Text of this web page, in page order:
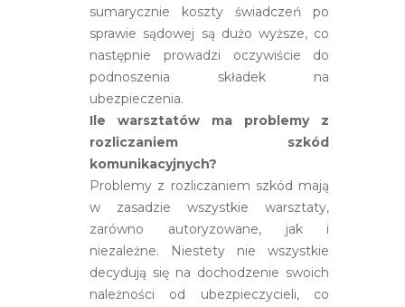
sumarycznie koszty świadczeń po
sprawie sądowej są dużo wyższe, co
następnie prowadzi oczywiście do
podnoszenia składek na
ubezpieczenia.
Ile warsztatów ma problemy z
rozliczaniem szkód
komunikacyjnych?
Problemy z rozliczaniem szkód mają
w zasadzie wszystkie warsztaty,
zarówno autoryzowane, jak i
niezależne. Niestety nie wszystkie
decydują się na dochodzenie swoich
należności od ubezpieczycieli, co